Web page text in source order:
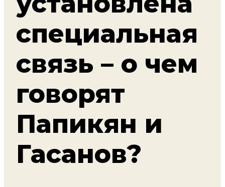
специальная
связь – о чем
говорят
Папикян и
Гасанов?